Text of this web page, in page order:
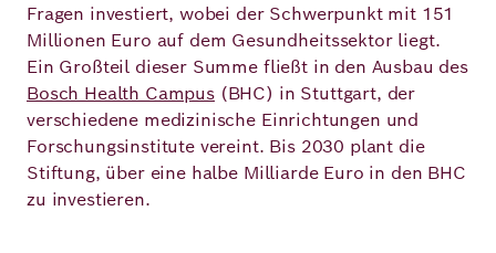
Deutsch Englisch
Fragen investiert, wobei der Schwerpunkt mit 151
Millionen Euro auf dem Gesundheitssektor liegt.
Ein Großteil dieser Summe fließt in den Ausbau des
Bosch Health Campus(BHC) in Stuttgart, der
verschiedene medizinische Einrichtungen und
Forschungsinstitute vereint. Bis 2030 plant die
Stiftung, über eine halbe Milliarde Euro in den BHC
zu investieren.